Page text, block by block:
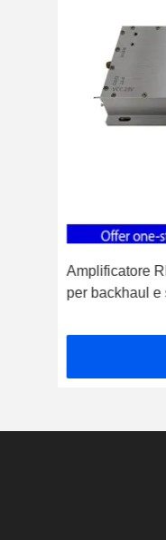
Amplificatore
per backhaul